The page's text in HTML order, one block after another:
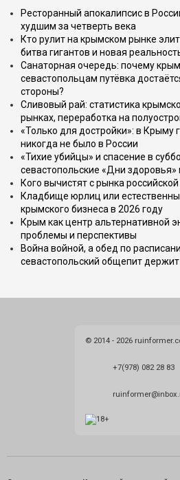
Ресторанный апокалипсис в
худшим за четверть века
Кто рулит на крымском рынке
битва гигантов и новая
Санаторная очередь: почему
севастопольцам путёвка
стороны?
Сливовый рай: статистика
рынках, переработка на
«Только для достройки»: в Крыму
никогда не было в России
«Тихие убийцы» и спасение в
севастопольские «Дни
Кого вычистят с рынка
Кладбище юрлиц или
крымского бизнеса в 2026 году
Крым как центр альтернативной
проблемы и перспективы
Война войной, а обед по
севастопольский общепит
© 2014 - 2026
+7(978) 082 28 83